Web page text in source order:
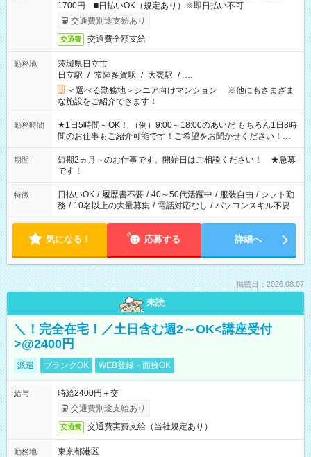
1700円 ■日払いOK（規定あり）※即日払い不可
交通費別途支給あり
交通費 交通費全額支給
勤務地
茨城県日立市
日立駅 / 常陸多賀駅 / 大甕駅 / …
＜選べる勤務地＞シニア向けマンション ※他にもさまざま
な施設をご紹介できます！
勤務時間
★1日5時間～OK！ （例）9:00～18:00のあいだ もちろん1日8時
間のお仕事もご紹介可能です！ご希望をお聞かせください！★
家庭の都合でお休みが必要な場合も遠慮なくご相談ください。
※週最低15時間以上の勤務が必要です
期間
短期2ヵ月～のお仕事です。開始日はご相談ください！ ★急募
です！
特徴 日払いOK / 履歴書不要 / 40～50代活躍中 / 服装自由 / シフト勤
務 / 10名以上の大量募集 / 電話対応なし / パソコンスキル不要
気になる！ 応募する 詳細へ
掲載日：2026.08.07
未読
＼！完全在宅！／土日含む週2～OK<講座受付
>@2400円
派遣 ブランクOK WEB登録・面接OK
給与
時給2400円＋交
交通費別途支給あり
交通費 交通費実費支給（当社規定あり）
勤務地
東京都港区